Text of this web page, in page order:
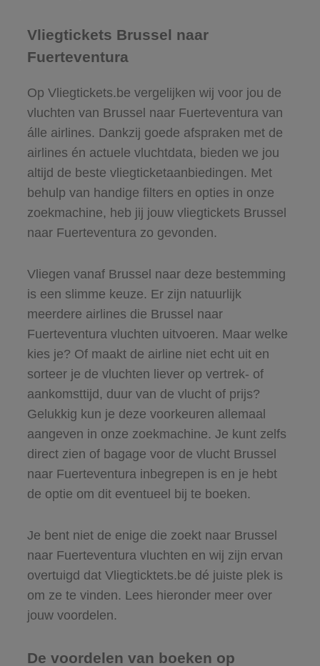
Vliegtickets Brussel naar
Fuerteventura
Op Vliegtickets.be vergelijken wij voor jou de
vluchten van Brussel naar Fuerteventura van
álle airlines. Dankzij goede afspraken met de
airlines én actuele vluchtdata, bieden we jou
altijd de beste vliegticketaanbiedingen. Met
behulp van handige filters en opties in onze
zoekmachine, heb jij jouw vliegtickets Brussel
naar Fuerteventura zo gevonden.
Vliegen vanaf Brussel naar deze bestemming
is een slimme keuze. Er zijn natuurlijk
meerdere airlines die Brussel naar
Fuerteventura vluchten uitvoeren. Maar welke
kies je? Of maakt de airline niet echt uit en
sorteer je de vluchten liever op vertrek- of
aankomsttijd, duur van de vlucht of prijs?
Gelukkig kun je deze voorkeuren allemaal
aangeven in onze zoekmachine. Je kunt zelfs
direct zien of bagage voor de vlucht Brussel
naar Fuerteventura inbegrepen is en je hebt
de optie om dit eventueel bij te boeken.
Je bent niet de enige die zoekt naar Brussel
naar Fuerteventura vluchten en wij zijn ervan
overtuigd dat Vliegticktets.be dé juiste plek is
om ze te vinden. Lees hieronder meer over
jouw voordelen.
De voordelen van boeken op